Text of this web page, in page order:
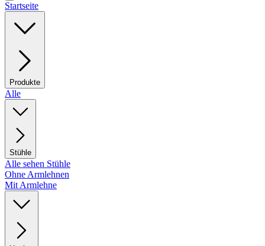
Startseite
Produkte
Alle
Stühle
Alle sehen Stühle
Ohne Armlehnen
Mit Armlehne